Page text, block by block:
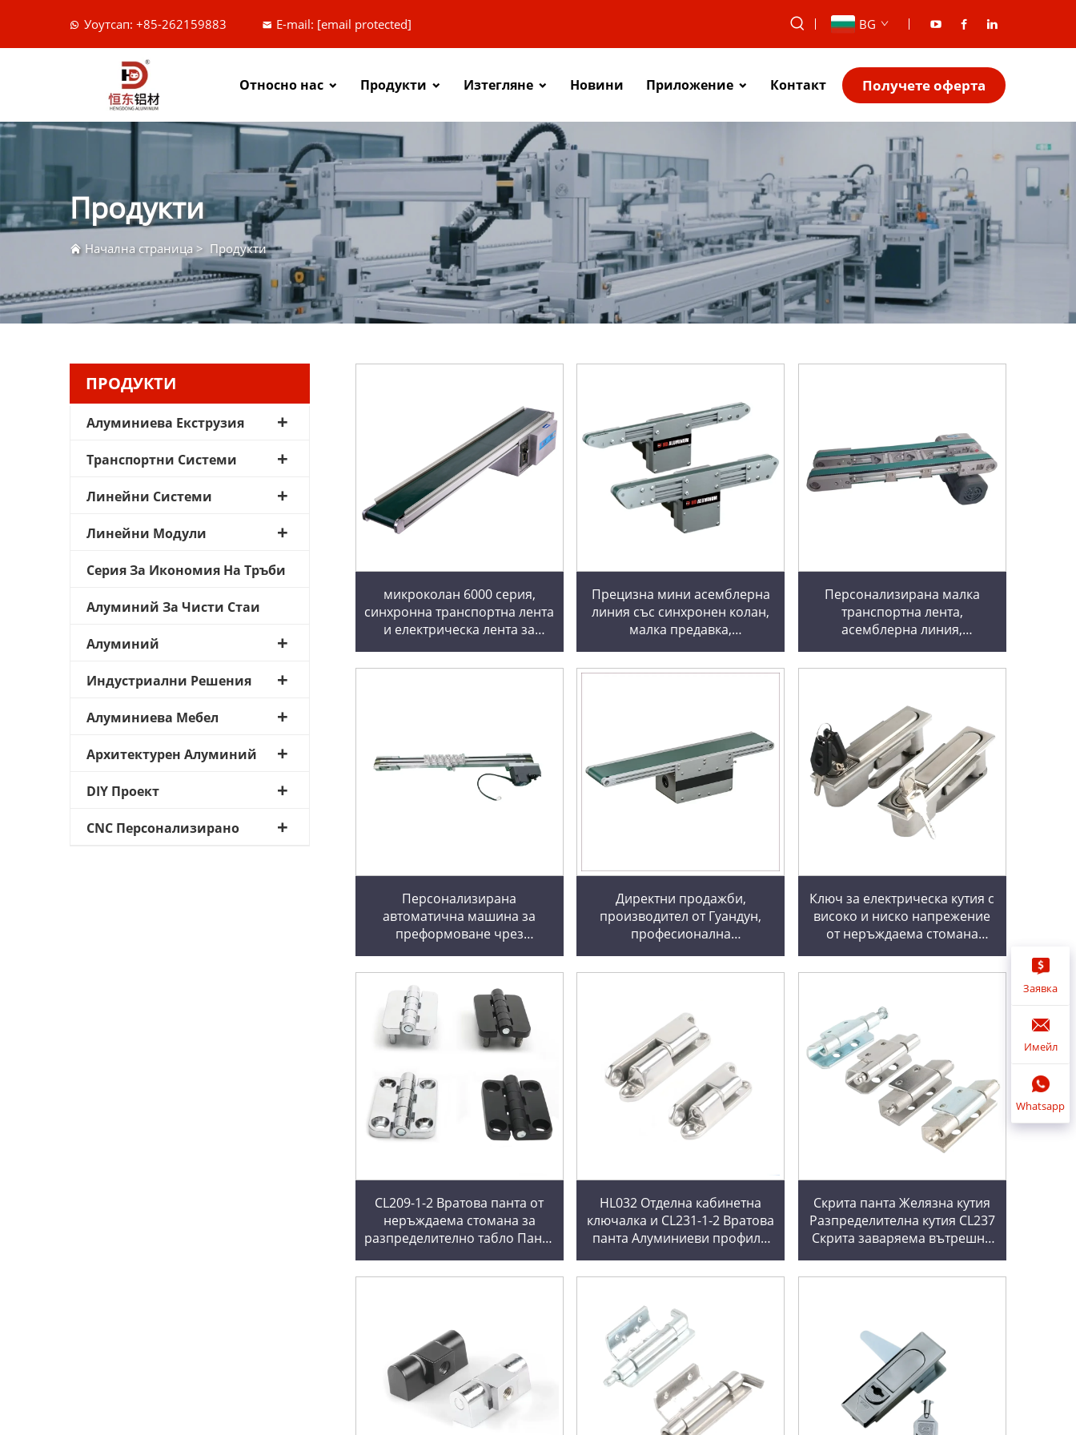
Уоутсап: +85-262159883 E-mail: [email protected] BG
Относно нас Продукти Изтегляне Новини Приложение Контакт Получете оферта
Продукти
Начална страница> Продукти
ПРОДУКТИ
Алуминиева Екструзия
Транспортни Системи
Линейни Системи
Линейни Модули
Серия За Икономия На Тръби
Алуминий За Чисти Стаи
Алуминий
Индустриални Решения
Алуминиева Мебел
Архитектурен Алуминий
DIY Проект
CNC Персонализирано
микроколан 6000 серия,
синхронна транспортна лента
и електрическа лента за
фиксирана точка за
Прецизна мини асемблерна
линия със синхронен колан,
малка предавка,
скоростта на двигателя за
Персонализирана малка
транспортна лента,
асемблерна линия,
разположена синхронна
Персонализирана
автоматична машина за
преформоване чрез
малко фиксиращо устройство,
линейна връщаща се
транспортна лента, скоба,
алуминиеви профили
Директни продажби,
производител от Гуандун,
професионална
електрическа транспортна
профили
Ключ за електрическа кутия с
високо и ниско напрежение
от неръждаема стомана
CL209-1-2 Вратова панта от
неръждаема стомана за
разпределително табло Панта
304HL009 Поръчково рязане
HL032 Отделна кабинетна
ключалка и CL231-1-2 Вратова
панта Алуминиеви профили
табло
Скрита панта Желязна кутия
Разпределителна кутия CL237
Скрита заваряема вътрешна
Възможно рязане
Заявка
Имейл
Whatsapp